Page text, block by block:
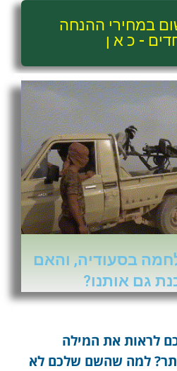
במחירי ההנחה
- כ א ן
בסעודיה, והאם
גם אותנו?
לראות את המילה
למה שהשם שלכם לא